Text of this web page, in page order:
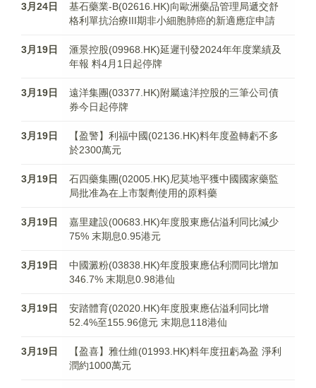
3月24日
基石藥業-B(02616.HK)向歐洲藥品管理局遞交舒
格利單抗治療III期非小細胞肺癌的新適應症申請
3月19日
滙景控股(09968.HK)延遲刊發2024年年度業績及
年報 料4月1日起停牌
3月19日
遠洋集團(03377.HK)附屬遠洋控股的三筆公司債
券今日起停牌
3月19日
【盈警】利福中國(02136.HK)料年度盈轉虧不多
於2300萬元
3月19日
石四藥集團(02005.HK)尼莫地平獲中國國家藥監
局批准為在上市製劑使用的原料藥
3月19日
嘉里建設(00683.HK)年度股東應佔溢利同比減少
75% 末期息0.95港元
3月19日
中國澱粉(03838.HK)年度股東應佔利潤同比增加
346.7% 末期息0.98港仙
3月19日
安踏體育(02020.HK)年度股東應佔溢利同比增
52.4%至155.96億元 末期息118港仙
3月19日
【盈喜】雅仕維(01993.HK)料年度扭虧為盈 淨利
潤約1000萬元